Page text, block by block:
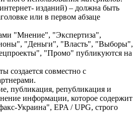
изданий) – должна быть
или в первом абзаце
"Мнение", "Экспертиза",
"Деньги", "Власть", "Выборы",
"Промо" публикуются на
создается совместно с
публикация, републикация и
информации, которое содержит
Украина", EPA / UPG, строго